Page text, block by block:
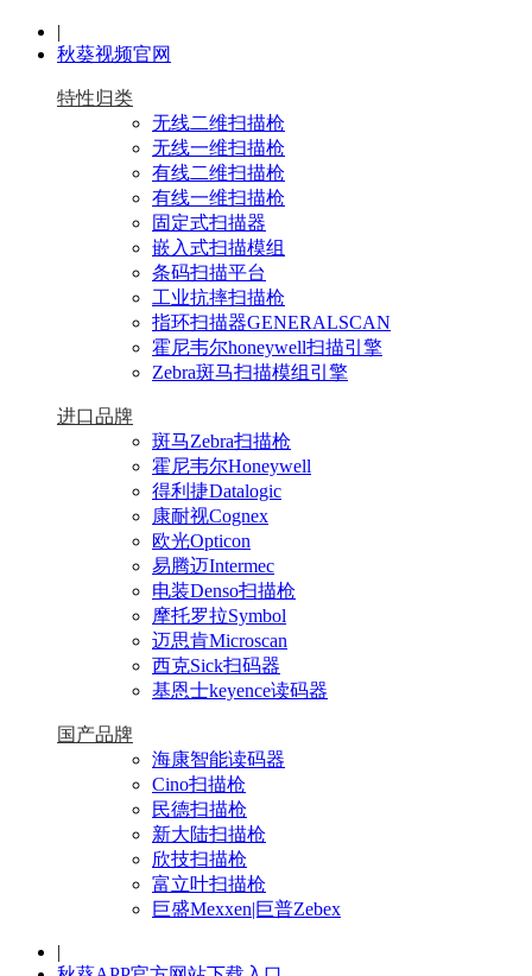
|
秋葵视频官网
特性归类
无线二维扫描枪
无线一维扫描枪
有线二维扫描枪
有线一维扫描枪
固定式扫描器
嵌入式扫描模组
条码扫描平台
工业抗摔扫描枪
指环扫描器GENERALSCAN
霍尼韦尔honeywell扫描引擎
Zebra斑马扫描模组引擎
进口品牌
斑马Zebra扫描枪
霍尼韦尔Honeywell
得利捷Datalogic
康耐视Cognex
欧光Opticon
易腾迈Intermec
电装Denso扫描枪
摩托罗拉Symbol
迈思肯Microscan
西克Sick扫码器
基恩士keyence读码器
国产品牌
海康智能读码器
Cino扫描枪
民德扫描枪
新大陆扫描枪
欣技扫描枪
富立叶扫描枪
巨盛Mexxen|巨普Zebex
|